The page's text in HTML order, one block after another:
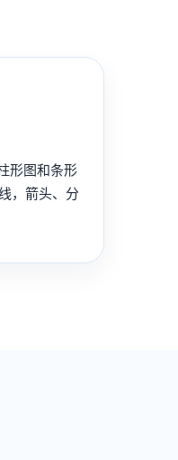
形图和条形
，箭头、分